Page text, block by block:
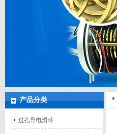
产品分类
过孔导电滑环